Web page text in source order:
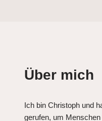
Über mich
Ich bin Christoph und
gerufen, um